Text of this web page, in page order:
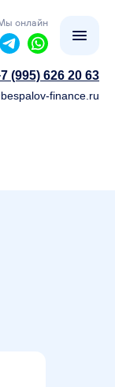
finance.ru
(995) 626 20 63
онлайн